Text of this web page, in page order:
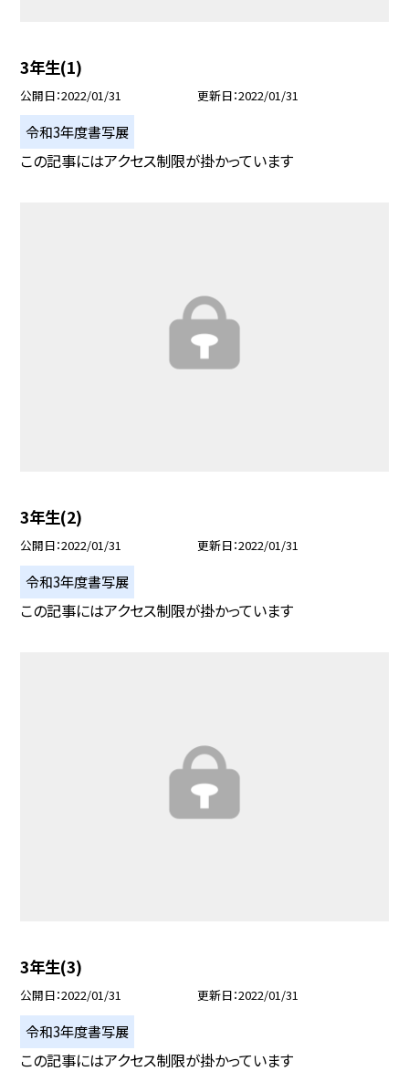
3年生(1)
公開日 2022/01/31 更新日 2022/01/31
令和3年度書写展
この記事にはアクセス制限が掛かっています
3年生(2)
公開日 2022/01/31 更新日 2022/01/31
令和3年度書写展
この記事にはアクセス制限が掛かっています
3年生(3)
公開日 2022/01/31 更新日 2022/01/31
令和3年度書写展
この記事にはアクセス制限が掛かっています